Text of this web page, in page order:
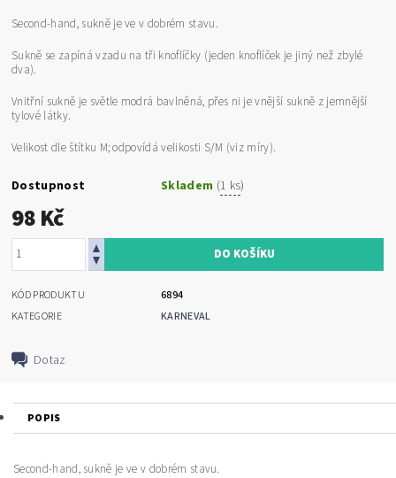
Second-hand, sukně je ve v dobrém stavu.
Sukně se zapíná vzadu na tři knoflíčky (jeden knoflíček je jiný než zbylé
dva).
Vnitřní sukně je světle modrá bavlněná, přes ni je vnější sukně z jemnější
tylové látky.
Velikost dle štítku M; odpovídá velikosti S/M (viz míry).
Dostupnost Skladem (1 ks)
98 Kč
KÓD PRODUKTU
6894
KATEGORIE
KARNEVAL
Dotaz
POPIS
Second-hand, sukně je ve v dobrém stavu.